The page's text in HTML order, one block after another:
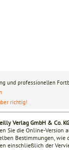
und professionellen
richtig!
Verlag GmbH & Co. KG
Sie die Online-Version
Bestimmungen,
einschließlich der